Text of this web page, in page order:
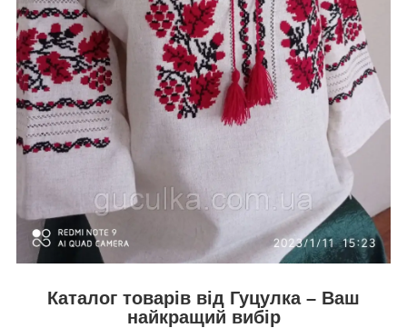
Каталог товарів від Гуцулка – Ваш
найкращий вибір